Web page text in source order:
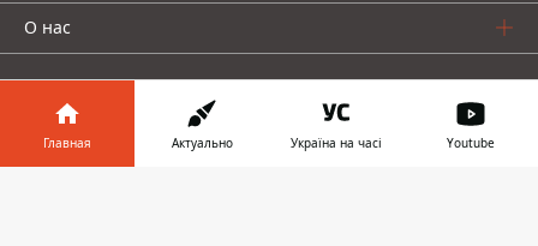
О нас
Главная Актуально Україна на часі Youtube